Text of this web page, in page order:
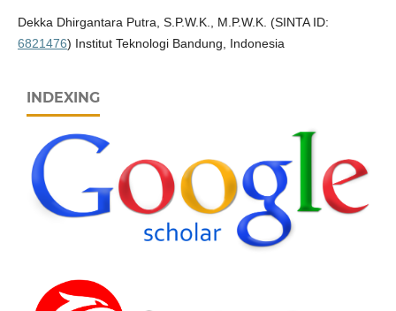
Dekka Dhirgantara Putra, S.P.W.K., M.P.W.K. (SINTA ID:
6821476) Institut Teknologi Bandung, Indonesia
INDEXING